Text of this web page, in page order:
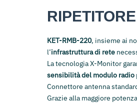
KET-RMB-220, insieme ai
l’infrastruttura di rete
La tecnologia X-Monitor
sensibilità del modulo radio
Connettore antenna
Grazie alla maggiore